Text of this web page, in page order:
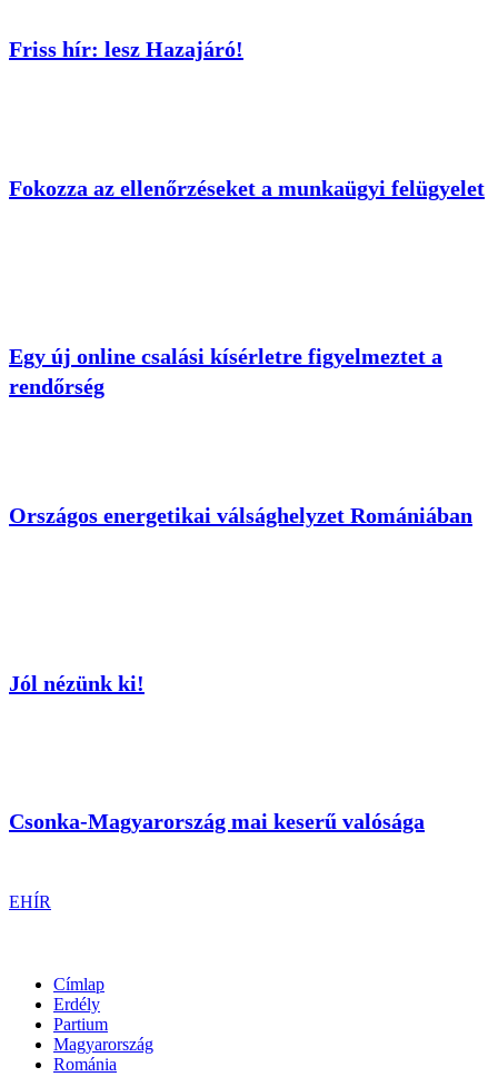
Friss hír: lesz Hazajáró!
Fokozza az ellenőrzéseket a munkaügyi felügyelet
Egy új online csalási kísérletre figyelmeztet a
rendőrség
Országos energetikai válsághelyzet Romániában
Jól nézünk ki!
Csonka-Magyarország mai keserű valósága
EHÍR
Címlap
Erdély
Partium
Magyarország
Románia